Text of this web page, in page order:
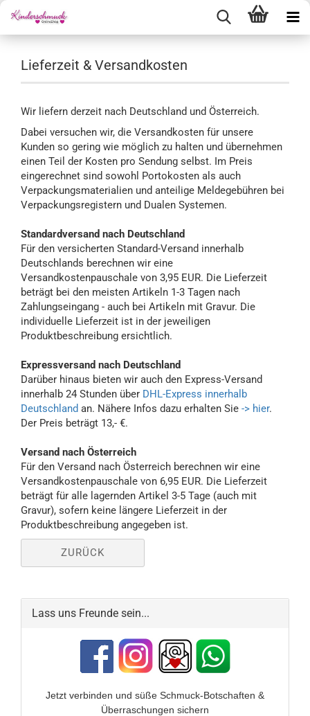
Lieferzeit & Versandkosten
Wir liefern derzeit nach Deutschland und Österreich.
Dabei versuchen wir, die Versandkosten für unsere
Kunden so gering wie möglich zu halten und übernehmen
einen Teil der Kosten pro Sendung selbst. Im Preis
eingerechnet sind sowohl Portokosten als auch
Verpackungsmaterialien und anteilige Meldegebühren bei
Verpackungsregistern und Dualen Systemen.
Standardversand nach Deutschland
Für den versicherten Standard-Versand innerhalb
Deutschlands berechnen wir eine
Versandkostenpauschale von 3,95 EUR. Die Lieferzeit
beträgt bei den meisten Artikeln 1-3 Tagen nach
Zahlungseingang - auch bei Artikeln mit Gravur. Die
individuelle Lieferzeit ist in der jeweiligen
Produktbeschreibung ersichtlich.
Expressversand nach Deutschland
Darüber hinaus bieten wir auch den Express-Versand
innerhalb 24 Stunden über DHL-Express innerhalb
Deutschland an. Nähere Infos dazu erhalten Sie -> hier.
Der Preis beträgt 13,- €.
Versand nach Österreich
Für den Versand nach Österreich berechnen wir eine
Versandkostenpauschale von 6,95 EUR. Die Lieferzeit
beträgt für alle lagernden Artikel 3-5 Tage (auch mit
Gravur), sofern keine längere Lieferzeit in der
Produktbeschreibung angegeben ist.
ZURÜCK
Lass uns Freunde sein...
Jetzt verbinden und süße Schmuck-Botschaften &
Überraschungen sichern